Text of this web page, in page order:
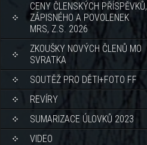
CENY ČLENSKÝCH PŘÍSPĚVKŮ,
ZÁPISNÉHO A POVOLENEK
MRS, Z.S. 2026
ZKOUŠKY NOVÝCH ČLENŮ MO
SVRATKA
SOUTĚŽ PRO DĚTI+FOTO FF
REVÍRY
SUMARIZACE ÚLOVKŮ 2023
VIDEO